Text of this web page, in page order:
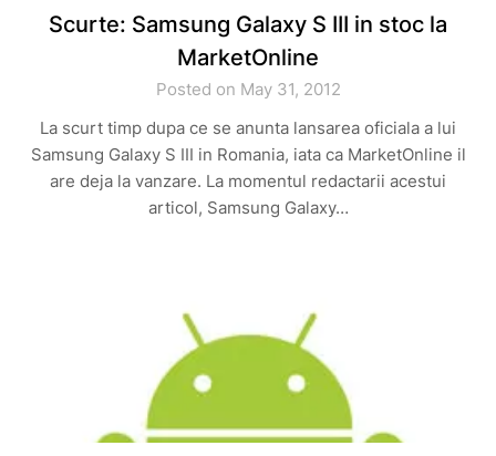
Scurte: Samsung Galaxy S III in stoc la
MarketOnline
Posted on May 31, 2012
La scurt timp dupa ce se anunta lansarea oficiala a lui
Samsung Galaxy S III in Romania, iata ca MarketOnline il
are deja la vanzare. La momentul redactarii acestui
articol, Samsung Galaxy…